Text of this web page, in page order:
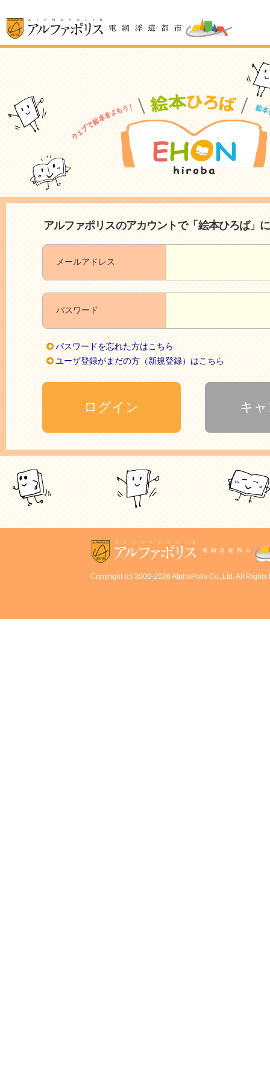
アルファポリスのアカウントで「絵本ひろば」
メールアドレス
パスワード
パスワードを忘れた方はこちら
ユーザ登録がまだの方（新規登録）はこちら
Copyright (c) 2000-2026 AlphaPolis Co.,Ltd. All Rights